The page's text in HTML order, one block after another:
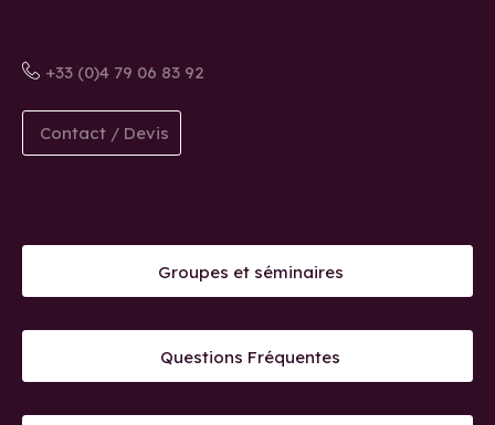
+33 (0)4 79 06 83 92
Contact / Devis
Groupes et séminaires
Questions Fréquentes